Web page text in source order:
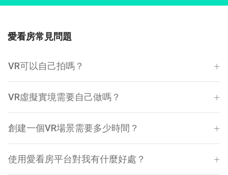
愛看房常見問題
VR可以自己拍嗎？
VR虛擬實境需要自己做嗎？
創建一個VR場景需要多少時間？
使用愛看房平台對我有什麼好處？